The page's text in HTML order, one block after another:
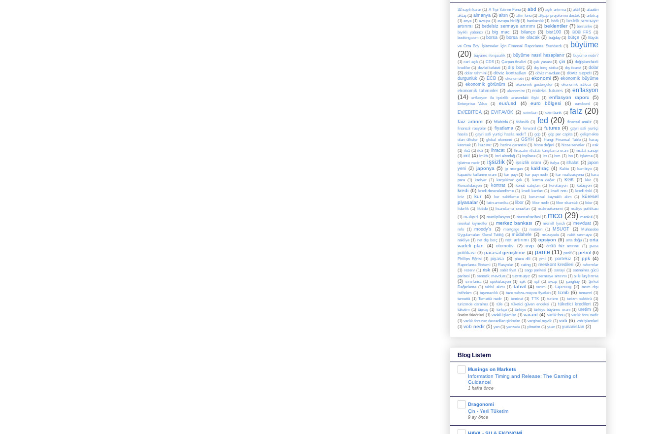
32 sayılı karar (1) A Tipi Yatırım Fonu (1) abd (4) açık artırma (1) aktif (1) alaattin
aktaş (1) almanya (2) altın (3) altın fonu (1) altyapı projelerine destek (1) arbitraj
(1) asya (1) avrupa (1) avrupa birliği (1) bankacılık (1) bddk (1) bedelli sermaye
artırımı (2) bedelsiz sermaye artırımı (2) beklentiler (7) bernanke (1)
bıyıklı yabancı (1) big mac (2) bilanço (3) bist100 (3) BOBİ FRS (1)
booking.com (1) borsa (3) borsa ne olacak (2) buğday (1) bütçe (2) Büyük
ve Orta Boy İşletmeler İçin Finansal Raporlama Standardı (1)
büyüme
(20)
büyüme ile işsizlik (1) büyüme nasıl hesaplanır (2) büyüme nedir?
(1) cari açık (1) CDS (1) Çarpan Analizi (1) çek yasası (1) çin (4) değişken faizli
krediler (1) devlet kefateti (1) dış borç (2) dış borç stoku (1) dış ticaret (1) dolar
(3) dolar tahmini (1) döviz kontratları (2) döviz mevduat (1) döviz sepeti (2)
durgunluk (2) ECB (3) ekonometri (1) ekonomi (5) ekonomik büyüme
(2) ekonomik görünüm (2) ekonomik göstergeler (1) ekonomik istikrar (1)
ekonomik tahminler (2) ekonomist (1) endeks futures (3) enflasyon
(14)
enflasyon ile işsizlik arasındaki ilişki (1) enflasyon raporu (5)
Enterprise Value (1) eur/usd (4) euro bölgesi (4) eurobond (1)
EV/EBITDA (2) EV/FAVÖK (2) eximban (1) eximbank (1) faiz (20)
faiz artırımı (5) fd/ebitda (1) fd/favök (1) fed (20) finansal analiz (1)
finansal rasyolar (1) fiyatlama (2) forward (1) futures (4) gayri safi yurtiçi
hasıla (1) gayri safi yurtiçi hasıla nedir? (1) gdp (1) gdp per capita (1) gelişmekte
olan ülkeler (1) global ekonomi (1) GSYH (2) Hangi Finansal Tablo (1)
haraç
kesmek (1) hazine (2) hazine garantisi (1) hisse değeri (1) hisse senetler (1) ırak
(1) ifo1 (1) ifo2 (1) ihracat (3) İhracatın ithalatı karşılama oranı (1) imalat sanayi
(1) imf (4) imkb (1) inci altındağ (1) ingiltere (1) irs (1) ism (1) iso (1) işletme (1)
işletme nedir (1) işsizlik (9) işsizlik oranı (2) italya (1) ithalat (2) japon
yeni (2) japonya (5) jp morgan (1) kaldıraç (4) Kalite (1) kambiyo (1)
kapasite kullanım oranı (1) kar payı (1) kar payı nedir (1) kar realizasyonu (1) kara
para (1) kariyer (1) karşılıksız çek (1) katma değer (1) KGK (2) kko (1)
Konsolidasyon (1) kontrat (3) konut satışları (1) korelasyon (1) kotasyon (1)
kredi (6) kredi derecelendirme (1) kredi kartları (1) kredi notu (1) kredi riski (1)
kriz
(1) kur (4) kur sabitleme (1) kurumsal kaynaklı alım (1)
küresel
piyasalar (4) latin amerika (1) libor (2) libor nedir (1) libor skandalı (1) lider (1)
liderlik (1) likitide (1) lisanslama sınavları (1) makroekonomi (1) maliye politikası
(1) maliyet (3) manüpilasyon (1) masraf tarifesi (1) mco (29) menkul (1)
menkul kıymetler (1) merkez bankası (7) merrill lynch (1) mevduat (3)
mfo (1) moody's (2) mortgage (1) motorin (1) MSUGT (2)
Muhasebe
Uygulamaları Genel Tebliğ (1) müdahele (2) müzayede (1) nakit sermaye (1)
nakliye (1) net dış borç (1) not artırımı (3) opsiyon (6) orta doğu (1) orta
vadeli plan
(4) otomotiv (2) ovp (4) örtülü faiz artırımı (1)
para
politikası (3) parasal genişleme (4) parite (11) pasif (1) petrol (6)
Phillips Eğrisi (1) piyasa (3) plaza dili (1) pmi (1) portekiz (2) ppk (4)
Raporlama Sistemi (1) Rasyolar (1) rating (1) reeskont kredileri (2) reformlar
(1) rezerv (1) risk (4) sabit fiyat (1) sagp paritesi (1) sanayi (1) satınalma gücü
paritesi (1) sentetik mevduat (1) sermaye (2) sermaye artırımı (1) sıkılaştırma
(3) sınırlama (1) spekülasyon (1) spk (1) spl (1) swap (1) şanghay (1) Şirket
Değerleme (1) tahivl alımı (1) tahvil (4) tanım (1) tapering (2) tarım dışı
istihdam (1) taşımacılık (1) taze sebze-meyve fiyatları (1) tcmb (6) temenni (1)
temettü (1) Temettü nedir (1) teminat (1) TTK (1) turizm (1) turizm sektörü (1)
turizmde daralma (1) tüfe (1) tüketici güven endeksi (1) tüketici kredileri (2)
tüketim (1) tüpraş (1) türkçe (1) türkiye (1) türkiye büyüme oranı (1) üretim (3)
üretim faktörleri (1) vadeli işlemler (1) varant (4) varlık fonu (1) varlık fonu nedir
(1) varlık fonunan devredilen şirketler (1) vergisel teşvik (1) vob (6) vob işlemleri
(1) vob nedir (5) yen (1) yenzede (1) yönetim (1) yuan (1) yunanistan (2)
Blog Listem
Musings on Markets
Information Timing and Release: The Gaming of
Guidance!
1 hafta önce
Dragonomi
Çin - Yerli Tüketim
9 ay önce